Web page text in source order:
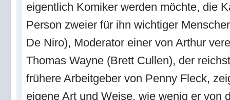
eigentlich Komiker werden möchte, die
Person zweier für ihn wichtiger
De Niro), Moderator einer von Arthur
Thomas Wayne (Brett Cullen), der
frühere Arbeitgeber von Penny Fleck,
eigene Art und Weise, wie wenig er von